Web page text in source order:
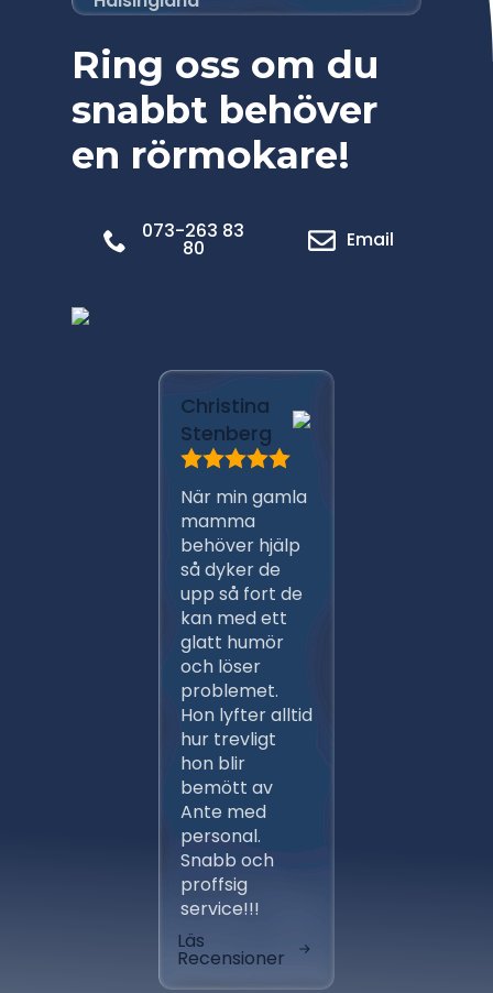
Ring oss om du
snabbt behöver
en rörmokare!
073-263 83
80 Email
Christina
Stenberg
När min gamla
mamma
behöver hjälp
så dyker de
upp så fort de
kan med ett
glatt humör
och löser
problemet.
Hon lyfter alltid
hur trevligt
hon blir
bemött av
Ante med
personal.
Snabb och
proffsig
service!!!
Läs
Recensioner